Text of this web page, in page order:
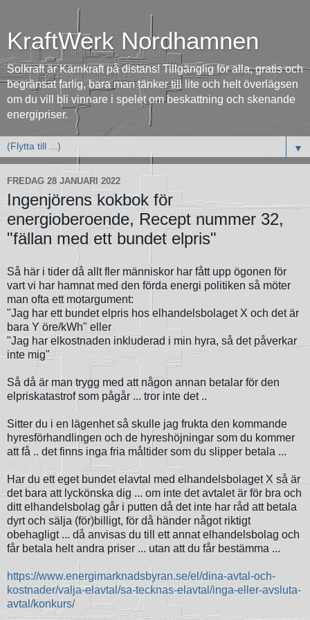
KraftWerk Nordhamnen
Solkraft är Kärnkraft på distans! Tillgänglig för alla, gratis och
begränsat farlig, bara man tänker till lite och helt överlägsen
om du vill bli vinnare i spelet om beskattning och skenande
energipriser.
▼
FREDAG 28 JANUARI 2022
Ingenjörens kokbok för
energioberoende, Recept nummer 32,
"fällan med ett bundet elpris"
Så här i tider då allt fler människor har fått upp ögonen för
vart vi har hamnat med den förda energi politiken så möter
man ofta ett motargument:
"Jag har ett bundet elpris hos elhandelsbolaget X och det är
bara Y öre/kWh" eller
"Jag har elkostnaden inkluderad i min hyra, så det påverkar
inte mig"
Så då är man trygg med att någon annan betalar för den
elpriskatastrof som pågår ... tror inte det ..
Sitter du i en lägenhet så skulle jag frukta den kommande
hyresförhandlingen och de hyreshöjningar som du kommer
att få .. det finns inga fria måltider som du slipper betala ...
Har du ett eget bundet elavtal med elhandelsbolaget X så är
det bara att lyckönska dig ... om inte det avtalet är för bra och
ditt elhandelsbolag går i putten då det inte har råd att betala
dyrt och sälja (för)billigt, för då händer något riktigt
obehagligt ... då anvisas du till ett annat elhandelsbolag och
får betala helt andra priser ... utan att du får bestämma ...
https://www.energimarknadsbyran.se/el/dina-avtal-och-
kostnader/valja-elavtal/sa-tecknas-elavtal/inga-eller-avsluta-
avtal/konkurs/